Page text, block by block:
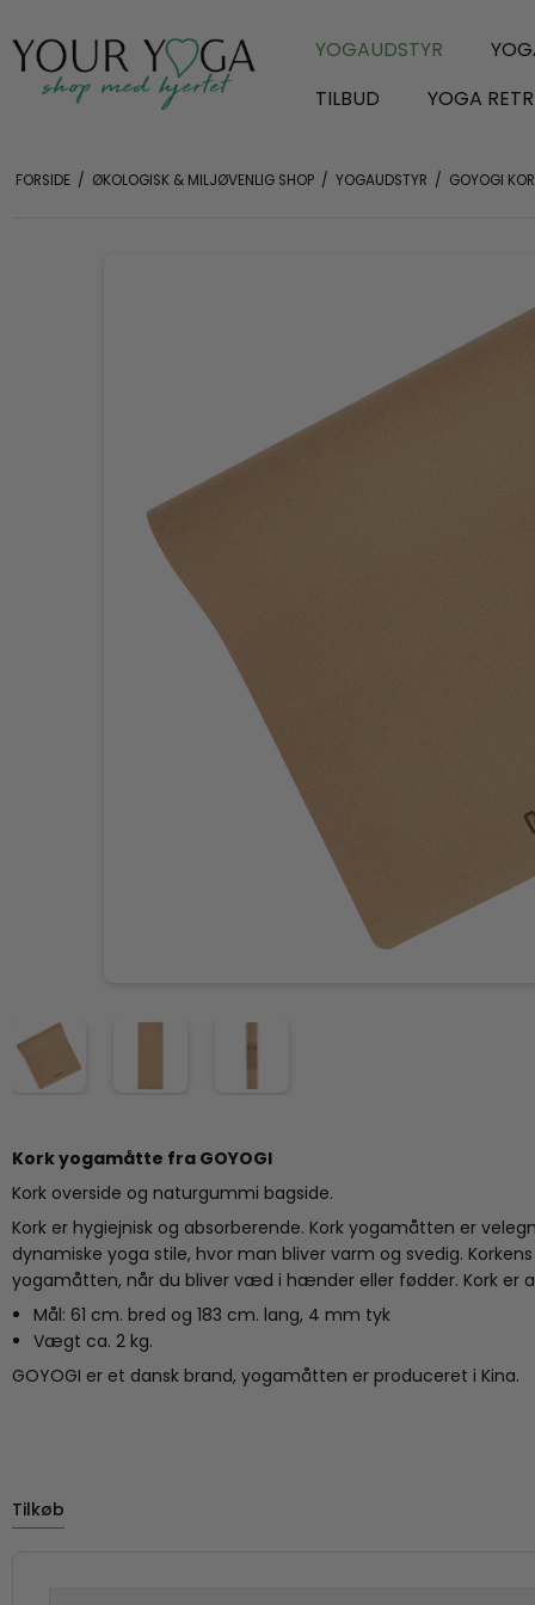
YOGAUDSTYR
TILBUD
YOGA
FORSIDE / ØKOLOGISK & MILJØVENLIG SHOP / YOGAUDSTYR / GOYOGI
Kork yogamåtte fra GOYOGI
Kork overside og naturgummi bagside.
Kork er hygiejnisk og absorberende. Kork yogamåtten er
dynamiske yoga stile, hvor man bliver varm og svedig.
yogamåtten, når du bliver væd i hænder eller fødder. Kork er
Mål: 61 cm. bred og 183 cm. lang, 4 mm tyk
Vægt ca. 2 kg.
GOYOGI er et dansk brand, yogamåtten er produceret i Kina.
Tilkøb